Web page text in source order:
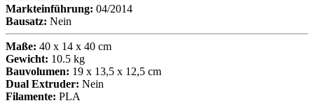
Markteinführung: 04/2014
Bausatz: Nein
Maße: 40 x 14 x 40 cm
Gewicht: 10.5 kg
Bauvolumen: 19 x 13,5 x 12,5 cm
Dual Extruder: Nein
Filamente: PLA